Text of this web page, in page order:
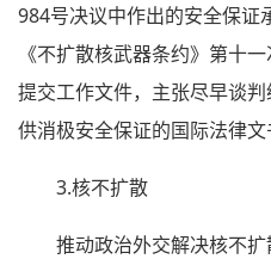
984号决议中作出的安全保证
《不扩散核武器条约》第十
提交工作文件，主张尽早谈
供消极安全保证的国际法律文
3.核不扩散
推动政治外交解决核不